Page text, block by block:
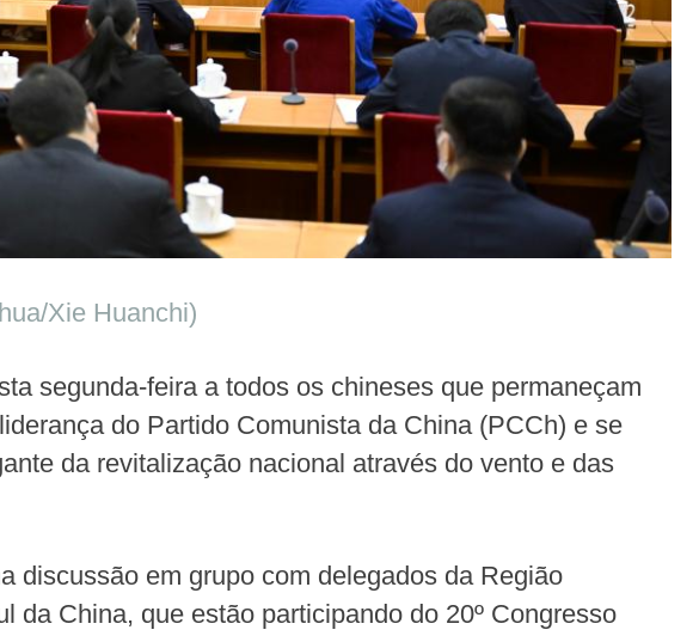
Xie Huanchi)
segunda-feira a todos os chineses que permaneçam
do Partido Comunista da China (PCCh) e se
da revitalização nacional através do vento e das
discussão em grupo com delegados da Região
da China, que estão participando do 20º Congresso